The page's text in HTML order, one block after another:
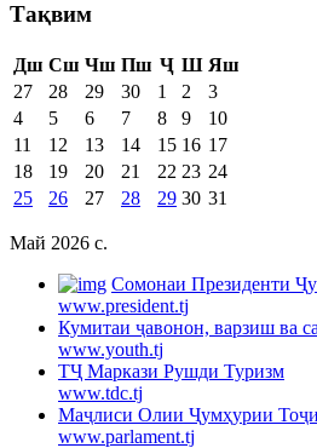
Тақвим
Дш Сш Чш Пш Ҷ Ш Яш
27
28 29 30 1 2
3
4
5 6 7 8 9
10
11
12 13 14 15 16 17
18
19 20 21 22 23 24
25
26 27 28 29 30 31
Май 2026 c.
Cомонаи Президенти
www.president.tj
Кумитаи ҷавонон, варзиш ва
www.youth.tj
ТҶ Маркази Рушди Туризм
www.tdc.tj
Маҷлиси Олии Ҷумҳурии
www.parlament.tj